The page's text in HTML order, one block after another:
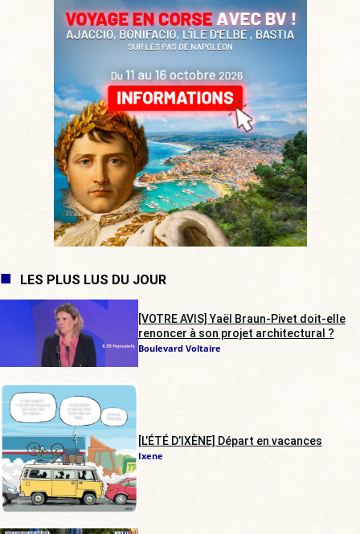
LES PLUS LUS DU JOUR
[VOTRE AVIS] Yaël Braun-Pivet doit-elle
renoncer à son projet architectural ?
Boulevard Voltaire
[L’ÉTÉ D’IXÈNE] Départ en vacances
Ixene